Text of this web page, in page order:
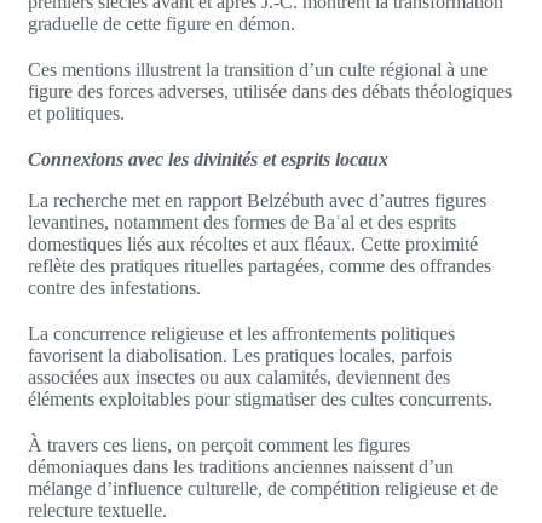
graduelle de cette figure en démon.
Ces mentions illustrent la transition d’un culte régional à une
figure des forces adverses, utilisée dans des débats théologiques
et politiques.
Connexions avec les divinités et esprits locaux
La recherche met en rapport Belzébuth avec d’autres figures
levantines, notamment des formes de Baʿal et des esprits
domestiques liés aux récoltes et aux fléaux. Cette proximité
reflète des pratiques rituelles partagées, comme des offrandes
contre des infestations.
La concurrence religieuse et les affrontements politiques
favorisent la diabolisation. Les pratiques locales, parfois
associées aux insectes ou aux calamités, deviennent des
éléments exploitables pour stigmatiser des cultes concurrents.
À travers ces liens, on perçoit comment les figures
démoniaques dans les traditions anciennes naissent d’un
mélange d’influence culturelle, de compétition religieuse et de
relecture textuelle.